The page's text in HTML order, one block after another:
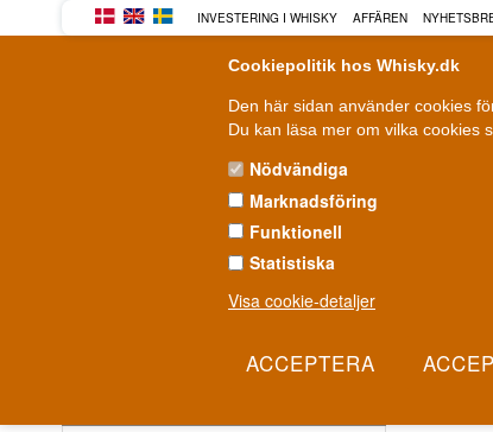
Cookiepolitik hos Whisky.dk
Den här sidan använder cookies
Du kan läsa mer om vilka cookies
Nödvändiga
Marknadsföring
Funktionell
Statistiska
Visa cookie-detaljer
INVESTERING I WHISKY AFFÄREN
ROM